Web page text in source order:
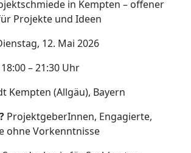
in Kempten – offener
Projekte und Ideen
12. Mai 2026
18:00 – 21:30 Uhr
Kempten (Allgäu), Bayern
ProjektgeberInnen, Engagierte,
ohne Vorkenntnisse